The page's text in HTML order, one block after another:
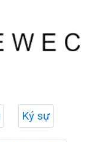
Ký sự